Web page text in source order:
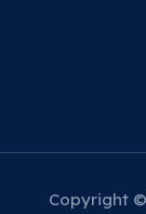
Copyright ©